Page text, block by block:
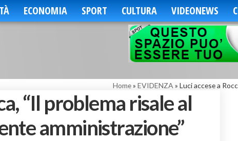
ECONOMIA SPORT CULTURA VIDEONEWS
Home» EVIDENZA » Luci accese a
“Il problema risale al
amministrazione”